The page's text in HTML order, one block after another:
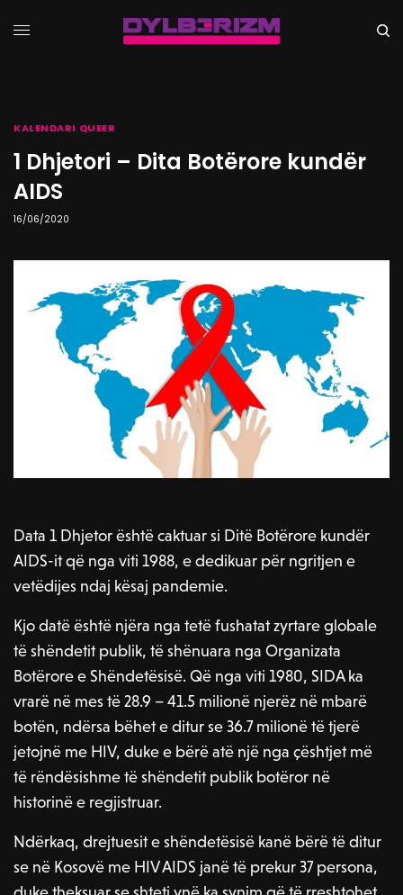
KALENDARI QUEER
1 Dhjetori – Dita Botërore kundër
AIDS
16/06/2020
Data 1 Dhjetor është caktuar si Ditë Botërore kundër
AIDS-it që nga viti 1988, e dedikuar për ngritjen e
vetëdijes ndaj kësaj pandemie.
Kjo datë është njëra nga tetë fushatat zyrtare globale
të shëndetit publik, të shënuara nga Organizata
Botërore e Shëndetësisë. Që nga viti 1980, SIDA ka
vrarë në mes të 28.9 – 41.5 milionë njerëz në mbarë
botën, ndërsa bëhet e ditur se 36.7 milionë të tjerë
jetojnë me HIV, duke e bërë atë një nga çështjet më
të rëndësishme të shëndetit publik botëror në
historinë e regjistruar.
Ndërkaq, drejtuesit e shëndetësisë kanë bërë të ditur
se në Kosovë me HIV AIDS janë të prekur 37 persona,